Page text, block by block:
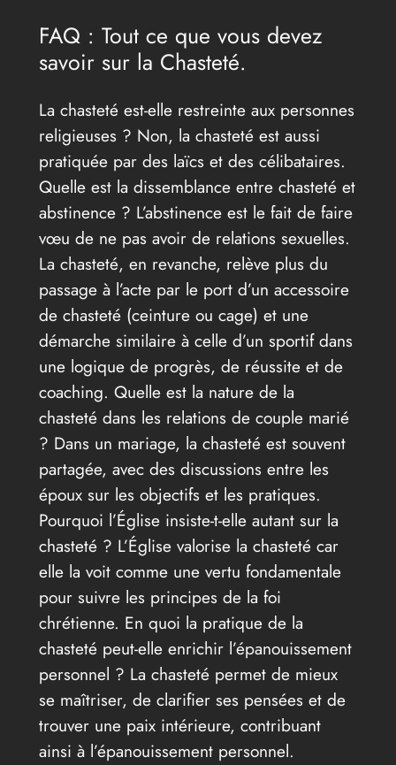
FAQ : Tout ce que vous devez
savoir sur la Chasteté.
La chasteté est-elle restreinte aux personnes
religieuses ? Non, la chasteté est aussi
pratiquée par des laïcs et des célibataires.
Quelle est la dissemblance entre chasteté et
abstinence ? L’abstinence est le fait de faire
vœu de ne pas avoir de relations sexuelles.
La chasteté, en revanche, relève plus du
passage à l’acte par le port d’un accessoire
de chasteté (ceinture ou cage) et une
démarche similaire à celle d’un sportif dans
une logique de progrès, de réussite et de
coaching. Quelle est la nature de la
chasteté dans les relations de couple marié
? Dans un mariage, la chasteté est souvent
partagée, avec des discussions entre les
époux sur les objectifs et les pratiques.
Pourquoi l’Église insiste-t-elle autant sur la
chasteté ? L’Église valorise la chasteté car
elle la voit comme une vertu fondamentale
pour suivre les principes de la foi
chrétienne. En quoi la pratique de la
chasteté peut-elle enrichir l’épanouissement
personnel ? La chasteté permet de mieux
se maîtriser, de clarifier ses pensées et de
trouver une paix intérieure, contribuant
ainsi à l’épanouissement personnel.